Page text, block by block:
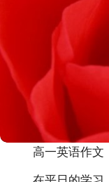
高一英语作文